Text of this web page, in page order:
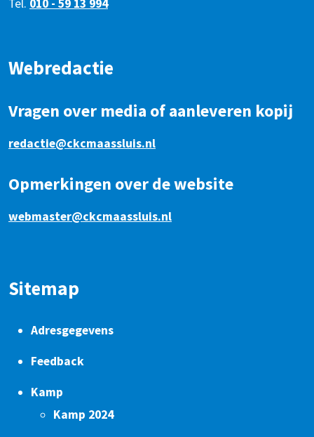
Tel. 010 - 59 13 994
Webredactie
Vragen over media of aanleveren kopij
redactie@ckcmaassluis.nl
Opmerkingen over de website
webmaster@ckcmaassluis.nl
Sitemap
Adresgegevens
Feedback
Kamp
Kamp 2024